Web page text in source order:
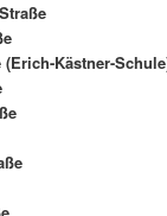
Kästner-